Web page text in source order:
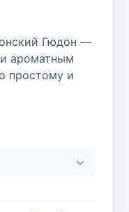
Гюдон —
ароматным
простому и